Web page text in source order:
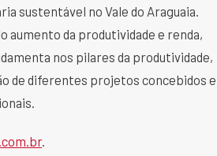
sustentável no Vale do Araguaia.
aumento da produtividade e renda,
nos pilares da produtividade,
de diferentes projetos concebidos e
.